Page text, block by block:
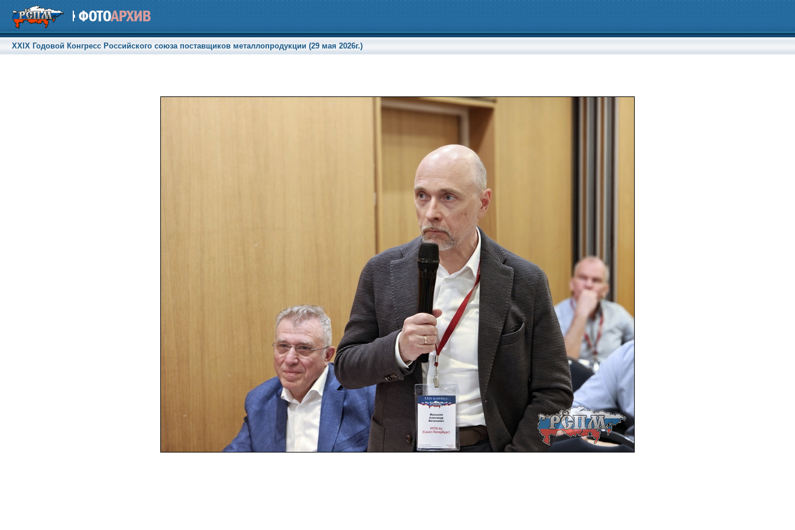
XXIX Годовой Конгресс Российского союза поставщиков металлопродукции (29 мая 2026г.)